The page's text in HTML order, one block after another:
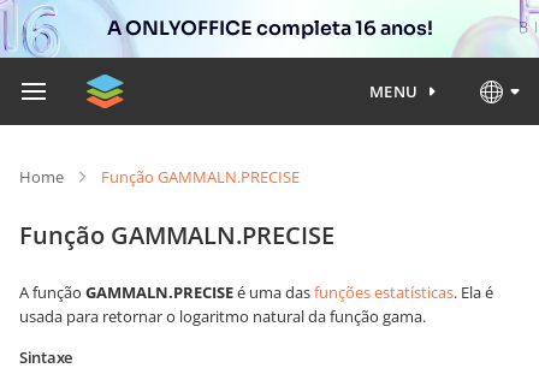
A ONLYOFFICE completa 16 anos!
MENU
Home Função GAMMALN.PRECISE
Função GAMMALN.PRECISE
A função GAMMALN.PRECISEé uma dasfunções estatísticas. Ela é
usada para retornar o logaritmo natural da função gama.
Sintaxe